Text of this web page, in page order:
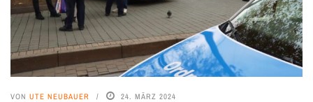
VON UTE NEUBAUER 24. MÄRZ 2024